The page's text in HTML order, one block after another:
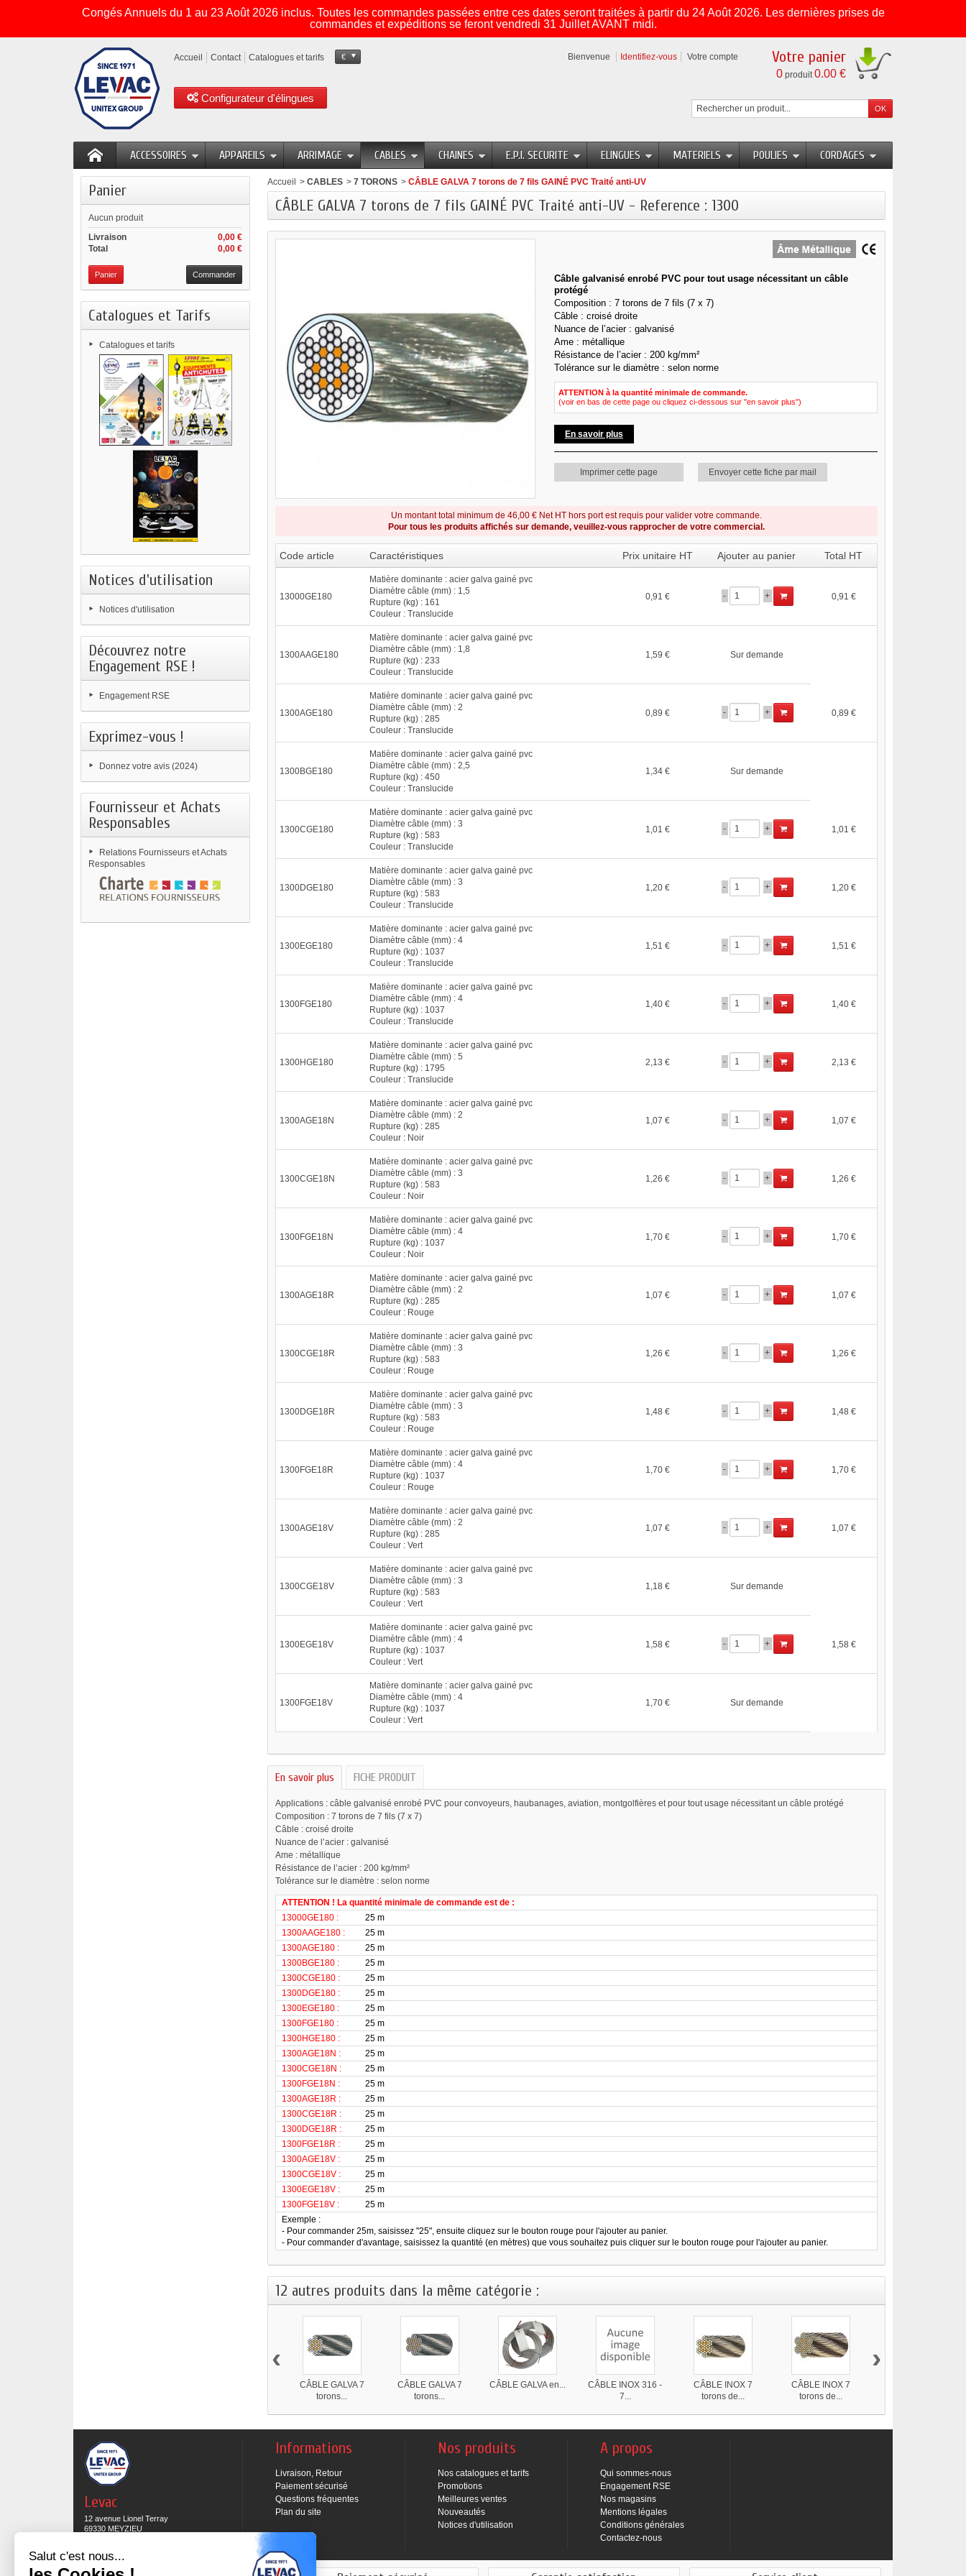
Congés Annuels du 1 au 23 Août 2026 inclus. Toutes les commandes passées entre ces dates seront traitées à partir du 24 Août 2026. Les dernières prises de
commandes et expéditions se feront vendredi 31 Juillet AVANT midi.
Accueil Contact Catalogues et tarifs
Configurateur d'élingues
€ Bienvenue Identifiez-vous Votre compte Votre panier
0 produit0.00 €
ACCESSOIRES APPAREILS ARRIMAGE CABLES CHAINES E.P.I. SECURITE ELINGUES MATERIELS POULIES CORDAGES
Panier
Aucun produit
0,00 €
Livraison
0,00 €
Total
Panier Commander
Catalogues et Tarifs
Catalogues et tarifs
Notices d'utilisation
Notices d'utilisation
Découvrez notre
Engagement RSE !
Engagement RSE
Exprimez-vous !
Donnez votre avis (2024)
Fournisseur et Achats
Responsables
Relations Fournisseurs et Achats
Responsables
Accueil > CABLES > 7 TORONS > CÂBLE GALVA 7 torons de 7 fils GAINÉ PVC Traité anti-UV
CÂBLE GALVA 7 torons de 7 fils GAINÉ PVC Traité anti-UV - Reference : 1300
Câble galvanisé enrobé PVC pour tout usage nécessitant un câble
protégé
Composition : 7 torons de 7 fils (7 x 7)
Câble : croisé droite
Nuance de l’acier : galvanisé
Ame : métallique
Résistance de l’acier : 200 kg/mm²
Tolérance sur le diamètre : selon norme
ATTENTION à la quantité minimale de commande.
(voir en bas de cette page ou cliquez ci-dessous sur "en savoir plus")
En savoir plus
Imprimer cette page Envoyer cette fiche par mail
Un montant total minimum de 46,00 € Net HT hors port est requis pour valider votre commande.
Pour tous les produits affichés sur demande, veuillez-vous rapprocher de votre commercial.
Code article Caractéristiques Prix unitaire HT Ajouter au panier Total HT
13000GE180
Matière dominante : acier galva gainé pvc
Diamètre câble (mm) : 1,5
Rupture (kg) : 161
Couleur : Translucide
0,91 € - + 0,91 €
1300AAGE180
Matière dominante : acier galva gainé pvc
Diamètre câble (mm) : 1,8
Rupture (kg) : 233
Couleur : Translucide
1,59 € Sur demande
1300AGE180
Matière dominante : acier galva gainé pvc
Diamètre câble (mm) : 2
Rupture (kg) : 285
Couleur : Translucide
0,89 € - + 0,89 €
1300BGE180
Matière dominante : acier galva gainé pvc
Diamètre câble (mm) : 2,5
Rupture (kg) : 450
Couleur : Translucide
1,34 € Sur demande
1300CGE180
Matière dominante : acier galva gainé pvc
Diamètre câble (mm) : 3
Rupture (kg) : 583
Couleur : Translucide
1,01 € - + 1,01 €
1300DGE180
Matière dominante : acier galva gainé pvc
Diamètre câble (mm) : 3
Rupture (kg) : 583
Couleur : Translucide
1,20 € - + 1,20 €
1300EGE180
Matière dominante : acier galva gainé pvc
Diamètre câble (mm) : 4
Rupture (kg) : 1037
Couleur : Translucide
1,51 € - + 1,51 €
1300FGE180
Matière dominante : acier galva gainé pvc
Diamètre câble (mm) : 4
Rupture (kg) : 1037
Couleur : Translucide
1,40 € - + 1,40 €
1300HGE180
Matière dominante : acier galva gainé pvc
Diamètre câble (mm) : 5
Rupture (kg) : 1795
Couleur : Translucide
2,13 € - + 2,13 €
1300AGE18N
Matière dominante : acier galva gainé pvc
Diamètre câble (mm) : 2
Rupture (kg) : 285
Couleur : Noir
1,07 € - + 1,07 €
1300CGE18N
Matière dominante : acier galva gainé pvc
Diamètre câble (mm) : 3
Rupture (kg) : 583
Couleur : Noir
1,26 € - + 1,26 €
1300FGE18N
Matière dominante : acier galva gainé pvc
Diamètre câble (mm) : 4
Rupture (kg) : 1037
Couleur : Noir
1,70 € - + 1,70 €
1300AGE18R
Matière dominante : acier galva gainé pvc
Diamètre câble (mm) : 2
Rupture (kg) : 285
Couleur : Rouge
1,07 € - + 1,07 €
1300CGE18R
Matière dominante : acier galva gainé pvc
Diamètre câble (mm) : 3
Rupture (kg) : 583
Couleur : Rouge
1,26 € - + 1,26 €
1300DGE18R
Matière dominante : acier galva gainé pvc
Diamètre câble (mm) : 3
Rupture (kg) : 583
Couleur : Rouge
1,48 € - + 1,48 €
1300FGE18R
Matière dominante : acier galva gainé pvc
Diamètre câble (mm) : 4
Rupture (kg) : 1037
Couleur : Rouge
1,70 € - + 1,70 €
1300AGE18V
Matière dominante : acier galva gainé pvc
Diamètre câble (mm) : 2
Rupture (kg) : 285
Couleur : Vert
1,07 € - + 1,07 €
1300CGE18V
Matière dominante : acier galva gainé pvc
Diamètre câble (mm) : 3
Rupture (kg) : 583
Couleur : Vert
1,18 € Sur demande
1300EGE18V
Matière dominante : acier galva gainé pvc
Diamètre câble (mm) : 4
Rupture (kg) : 1037
Couleur : Vert
1,58 € - + 1,58 €
1300FGE18V
Matière dominante : acier galva gainé pvc
Diamètre câble (mm) : 4
Rupture (kg) : 1037
Couleur : Vert
1,70 € Sur demande
En savoir plus FICHE PRODUIT
Applications : câble galvanisé enrobé PVC pour convoyeurs, haubanages, aviation, montgolfières et pour tout usage nécessitant un câble protégé
Composition : 7 torons de 7 fils (7 x 7)
Câble : croisé droite
Nuance de l’acier : galvanisé
Ame : métallique
Résistance de l’acier : 200 kg/mm²
Tolérance sur le diamètre : selon norme
ATTENTION ! La quantité minimale de commande est de :
13000GE180 :
25 m
1300AAGE180 :
25 m
1300AGE180 :
25 m
1300BGE180 :
25 m
1300CGE180 :
25 m
1300DGE180 :
25 m
1300EGE180 :
25 m
1300FGE180 :
25 m
1300HGE180 :
25 m
1300AGE18N :
25 m
1300CGE18N :
25 m
1300FGE18N :
25 m
1300AGE18R :
25 m
1300CGE18R :
25 m
1300DGE18R :
25 m
1300FGE18R :
25 m
1300AGE18V :
25 m
1300CGE18V :
25 m
1300EGE18V :
25 m
1300FGE18V :
25 m
Exemple :
- Pour commander 25m, saisissez "25", ensuite cliquez sur le bouton rouge pour l'ajouter au panier.
- Pour commander d'avantage, saisissez la quantité (en mètres) que vous souhaitez puis cliquer sur le bouton rouge pour l'ajouter au panier.
12 autres produits dans la même catégorie :
CÂBLE GALVA 7
torons...
CÂBLE GALVA 7
torons...
CÂBLE GALVA en...
CÂBLE INOX 316 -
7...
CÂBLE INOX 7
torons de...
CÂBLE INOX 7
torons de...
‹ ›
Levac
12 avenue Lionel Terray
69330 MEYZIEU
Informations
Livraison, Retour
Paiement sécurisé
Questions fréquentes
Plan du site
Nos produits
Nos catalogues et tarifs
Promotions
Meilleures ventes
Nouveautés
Notices d'utilisation
A propos
Qui sommes-nous
Engagement RSE
Nos magasins
Mentions légales
Conditions générales
Contactez-nous
Salut c'est nous...